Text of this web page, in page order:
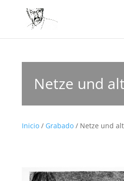
Netze und
Inicio/ Grabado/ Netze und